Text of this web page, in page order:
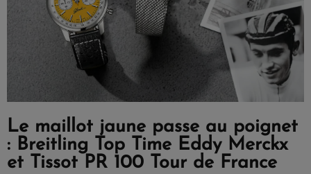
Le maillot jaune passe au poignet
: Breitling Top Time Eddy Merckx
et Tissot PR 100 Tour de France